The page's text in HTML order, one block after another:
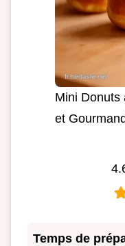
Mini Donuts
et
Temps de